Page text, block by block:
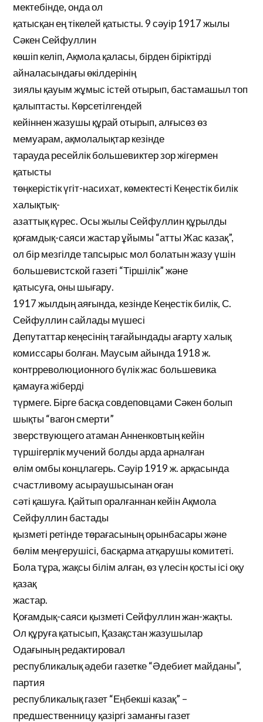
мектебінде, онда ол
қатысқан ең тікелей қатысты. 9 сәуір 1917 жылы
Сәкен Сейфуллин
көшіп келіп, Ақмола қаласы, бірден біріктірді
айналасындағы өкілдерінің
зиялы қауым жұмыс істей отырып, бастамашыл топ
қалыптасты. Көрсетілгендей
кейіннен жазушы құрай отырып, алғысөз өз
мемуарам, ақмолалықтар кезінде
тарауда ресейлік большевиктер зор жігермен
қатысты
төңкерістік үгіт-насихат, көмектесті Кеңестік билік
халықтық-
азаттық күрес. Осы жылы Сейфуллин құрылды
қоғамдық-саяси жастар ұйымы “атты Жас казақ”,
ол бір мезгілде тапсырыс мол болатын жазу үшін
большевистской газеті “Тіршілік” және
қатысуға, оны шығару.
1917 жылдың аяғында, кезінде Кеңестік билік, С.
Сейфуллин сайлады мүшесі
Депутаттар кеңесінің тағайындады ағарту халық
комиссары болған. Маусым айында 1918 ж.
контрреволюционного бүлік жас большевика
қамауға жіберді
түрмеге. Бірге басқа совдеповцами Сәкен болып
шықты “вагон смерти”
зверствующего атаман Анненковтың кейін
түршігерлік мучений болды арда арналған
өлім омбы концлагерь. Сәуір 1919 ж. арқасында
счастливому асыраушысынан оған
сәті қашуға. Қайтып оралғаннан кейін Ақмола
Сейфуллин бастады
қызметі ретінде төрағасының орынбасары және
бөлім меңгерушісі, басқарма атқарушы комитеті.
Бола тұра, жақсы білім алған, өз үлесін қосты ісі оқу
қазақ
жастар.
Қоғамдық-саяси қызметі Сейфуллин жан-жақты.
Ол құруға қатысып, Қазақстан жазушылар
Одағының редактировал
республикалық әдеби газетке “Әдебиет майданы”,
партия
республикалық газет “Еңбекші казақ” –
предшественницу қазіргі заманғы газет